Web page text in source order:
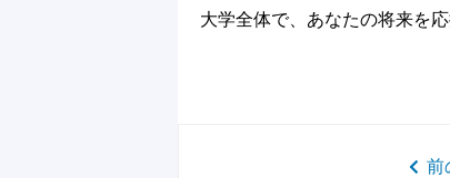
大学全体で、あなたの将来を応
前